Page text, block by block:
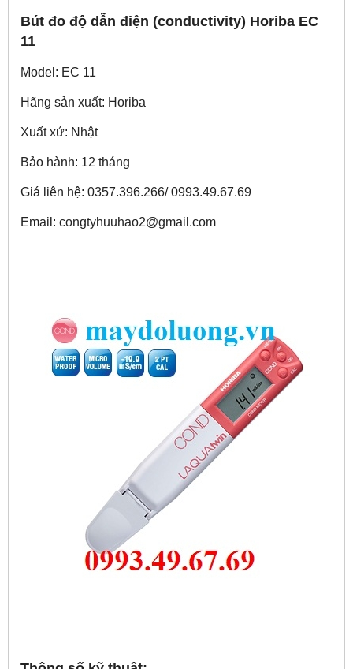
Bút đo độ dẫn điện (conductivity) Horiba EC
11
Model: EC 11
Hãng sản xuất: Horiba
Xuất xứ: Nhật
Bảo hành: 12 tháng
Giá liên hệ: 0357.396.266/ 0993.49.67.69
Email: congtyhuuhao2@gmail.com